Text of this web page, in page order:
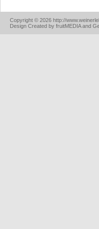
Copyright © 2026 http://
Design Created by fruitMEDIA and